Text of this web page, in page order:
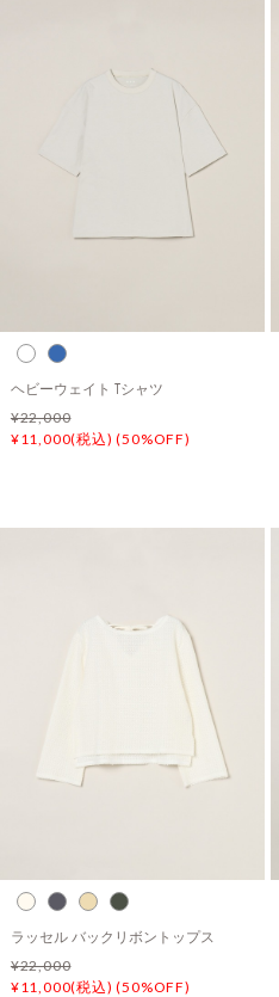
ヘビーウェイト Tシャツ
¥22,000
¥11,000(税込) (50%OFF)
ラッセル バックリボントップス
¥22,000
¥11,000(税込) (50%OFF)